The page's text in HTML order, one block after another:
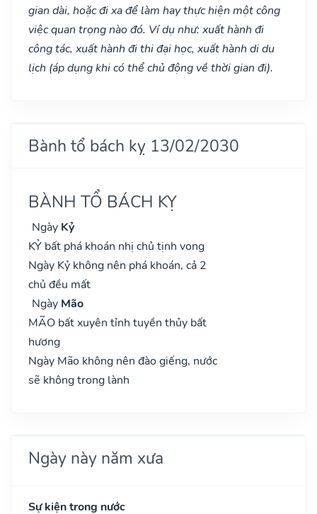
gian dài, hoặc đi xa để làm hay thực hiện một công
việc quan trọng nào đó. Ví dụ như: xuất hành đi
công tác, xuất hành đi thi đại học, xuất hành di du
lịch (áp dụng khi có thể chủ động về thời gian đi).
Bành tổ bách kỵ 13/02/2030
BÀNH TỔ BÁCH KỴ
Ngày Kỷ
KỶ bất phá khoán nhị chủ tịnh vong
Ngày Kỷ không nên phá khoán, cả 2
chủ đều mất
Ngày Mão
MÃO bất xuyên tỉnh tuyền thủy bất
hương
Ngày Mão không nên đào giếng, nước
sẽ không trong lành
Ngày này năm xưa
Sự kiện trong nước